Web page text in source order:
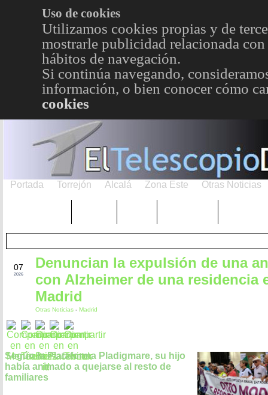
Uso de cookies
Utilizamos cookies propias y de
mostrarle publicidad relacionada
hábitos de navegación.
Si continúa navegando,
información, o bien conocer cómo
cookies
Portada Torrejón Alcalá Zona Este Otras Noticias
07
2026
Denuncian la expulsión de una
con Alzheimer de una residencia
Madrid
Otras Noticias - Madrid
Según la Plataforma Pladigmare, su hijo
había animado a quejarse al resto de
familiares